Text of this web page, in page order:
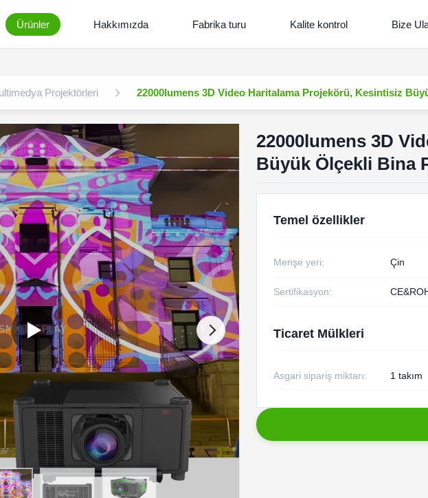
Ürünler Hakkımızda Fabrika turu Kalite kontrol Bize
Projektörleri 22000lumens 3D Video Haritalama Projekörü, Kesintisiz
22000lumens 3D
Büyük Ölçekli Bina
Temel özellikler
Menşe yeri: Çin
Sertifikasyon:
Ticaret Mülkleri
Asgari sipariş miktarı: 1 takım